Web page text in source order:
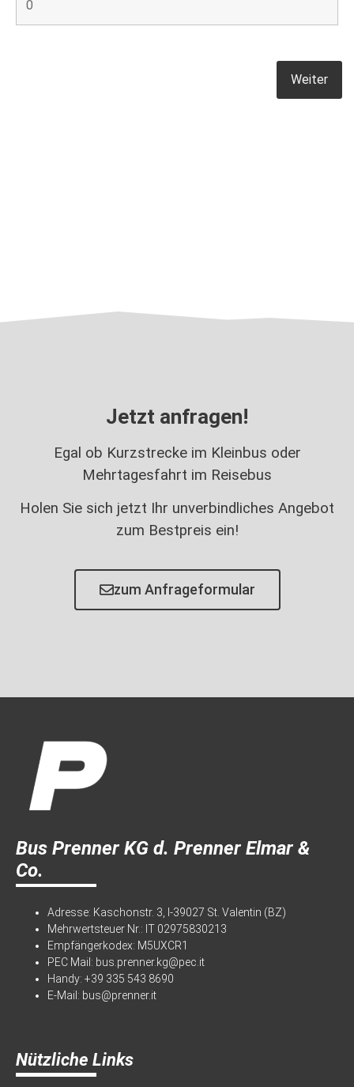
Jetzt anfragen!
Egal ob Kurzstrecke im Kleinbus oder
Mehrtagesfahrt im Reisebus
Holen Sie sich jetzt Ihr unverbindliches Angebot
zum Bestpreis ein!
zum Anfrageformular
Bus Prenner KG d. Prenner Elmar &
Co.
Adresse: Kaschonstr. 3, I-39027 St. Valentin (BZ)
Mehrwertsteuer Nr.: IT 02975830213
Empfängerkodex: M5UXCR1
PEC Mail: bus.prenner.kg@pec.it
Handy: +39 335 543 8690
E-Mail: bus@prenner.it
Nützliche Links